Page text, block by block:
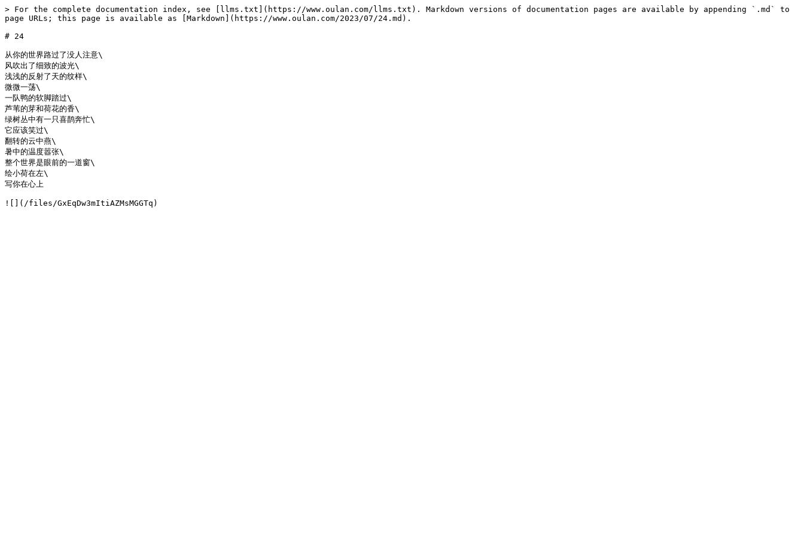
> For the complete documentation index, see [llms.txt](https://www.oulan.com/llms.txt). Markdown versions of documentation pages are available by appending `.md` to
page URLs; this page is available as [Markdown](https://www.oulan.com/2023/07/24.md).
# 24
从你的世界路过了没人注意\
风吹出了细致的波光\
浅浅的反射了天的纹样\
微微一荡\
一队鸭的软脚踏过\
芦苇的芽和荷花的香\
绿树丛中有一只喜鹊奔忙\
它应该笑过\
翻转的云中燕\
暑中的温度嚣张\
整个世界是眼前的一道窗\
绘小荷在左\
写你在心上